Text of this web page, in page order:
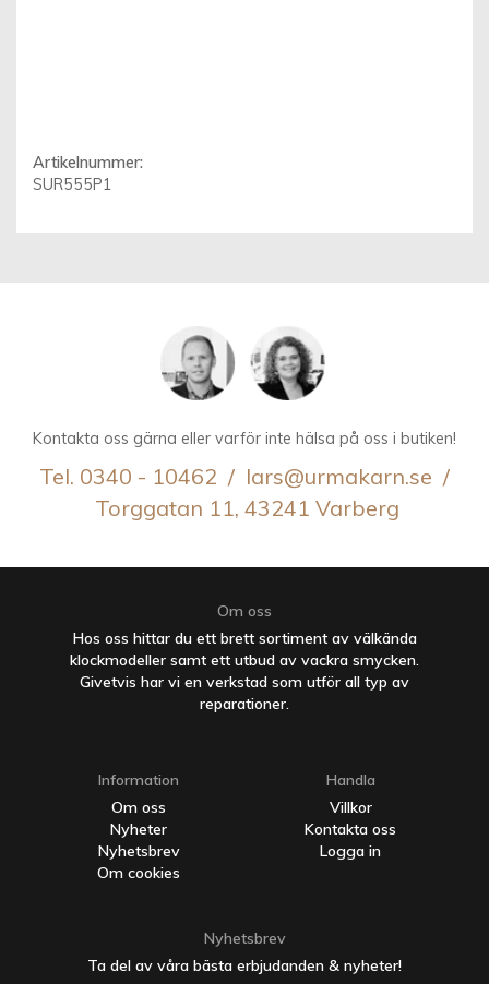
Artikelnummer:
SUR555P1
Kontakta oss gärna eller varför inte hälsa på oss i butiken!
Tel. 0340 - 10462 / lars@urmakarn.se /
Torggatan 11, 43241 Varberg
Om oss
Hos oss hittar du ett brett sortiment av välkända
klockmodeller samt ett utbud av vackra smycken.
Givetvis har vi en verkstad som utför all typ av
reparationer.
Information
Om oss
Nyheter
Nyhetsbrev
Om cookies
Handla
Villkor
Kontakta oss
Logga in
Nyhetsbrev
Ta del av våra bästa erbjudanden & nyheter!